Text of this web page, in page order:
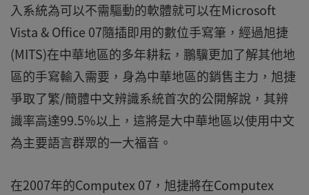
入系統為可以不需驅動的軟體就可以在Microsoft
Vista & Office 07隨插即用的數位手寫筆，經過旭捷
(MITS)在中華地區的多年耕耘，鵬驥更加了解其他地
區的手寫輸入需要，身為中華地區的銷售主力，旭捷
爭取了繁/簡體中文辨識系統首次的公開解說，其辨
識率高達99.5%以上，這將是大中華地區以使用中文
為主要語言群眾的一大福音。
在2007年的Computex 07，旭捷將在Computex